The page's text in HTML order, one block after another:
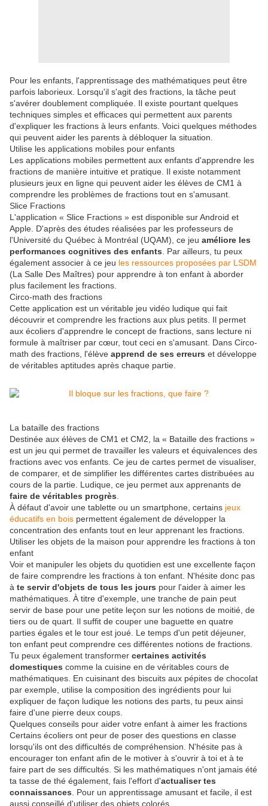
Pour les enfants, l'apprentissage des mathématiques peut être
parfois laborieux. Lorsqu'il s'agit des fractions, la tâche peut
s'avérer doublement compliquée. Il existe pourtant quelques
techniques simples et efficaces qui permettent aux parents
d'expliquer les fractions à leurs enfants. Voici quelques méthodes
qui peuvent aider les parents à débloquer la situation.
Utilise les applications mobiles pour enfants
Les applications mobiles permettent aux enfants d'apprendre les
fractions de manière intuitive et pratique. Il existe notamment
plusieurs jeux en ligne qui peuvent aider les élèves de CM1 à
comprendre les problèmes de fractions tout en s'amusant.
Slice Fractions
L'application « Slice Fractions » est disponible sur Android et
Apple. D'après des études réalisées par les professeurs de
l'Université du Québec à Montréal (UQAM), ce jeu améliore les
performances cognitives des enfants . Par ailleurs, tu peux
également associer à ce jeu les ressources proposées par LSDM
(La Salle Des Maîtres) pour apprendre à ton enfant à aborder
plus facilement les fractions.
Circo-math des fractions
Cette application est un véritable jeu vidéo ludique qui fait
découvrir et comprendre les fractions aux plus petits. Il permet
aux écoliers d'apprendre le concept de fractions, sans lecture ni
formule à maîtriser par cœur, tout ceci en s'amusant. Dans Circo-
math des fractions, l'élève apprend de ses erreurs et développe
de véritables aptitudes après chaque partie.
La bataille des fractions
Destinée aux élèves de CM1 et CM2, la « Bataille des fractions »
est un jeu qui permet de travailler les valeurs et équivalences des
fractions avec vos enfants. Ce jeu de cartes permet de visualiser,
de comparer, et de simplifier les différentes cartes distribuées au
cours de la partie. Ludique, ce jeu permet aux apprenants de
faire de véritables progrès
À défaut d'avoir une tablette ou un smartphone, certains jeux
éducatifs en bois permettent également de développer la
concentration des enfants tout en leur apprenant les fractions.
Utiliser les objets de la maison pour apprendre les fractions à ton
enfant
Voir et manipuler les objets du quotidien est une excellente façon
de faire comprendre les fractions à ton enfant. N'hésite donc pas
à te servir d'objets de tous les jours pour l'aider à aimer les
mathématiques. À titre d'exemple, une tranche de pain peut
servir de base pour une petite leçon sur les notions de moitié, de
tiers ou de quart. Il suffit de couper une baguette en quatre
parties égales et le tour est joué. Le temps d'un petit déjeuner,
ton enfant peut comprendre ces différentes notions de fractions.
Tu peux également transformer certaines activités
domestiques comme la cuisine en de véritables cours de
mathématiques. En cuisinant des biscuits aux pépites de chocolat
par exemple, utilise la composition des ingrédients pour lui
expliquer de façon ludique les notions des parts, tu peux ainsi
faire d'une pierre deux coups.
Quelques conseils pour aider votre enfant à aimer les fractions
Certains écoliers ont peur de poser des questions en classe
lorsqu'ils ont des difficultés de compréhension. N'hésite pas à
encourager ton enfant afin de le motiver à s'ouvrir à toi et à te
faire part de ses difficultés. Si les mathématiques n'ont jamais été
ta tasse de thé également, fais l'effort d'actualiser tes
connaissances . Pour un apprentissage amusant et facile, il est
aussi conseillé d'utiliser des objets colorés.